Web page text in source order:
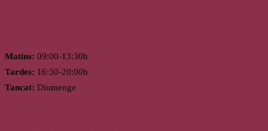
Matins: 09:00-13:30h
Tardes: 16:30-20:00h
Tancat: Diumenge